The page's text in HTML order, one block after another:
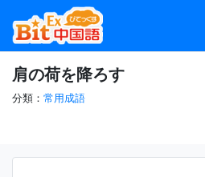
肩の荷を降ろす
分類： 常用成語